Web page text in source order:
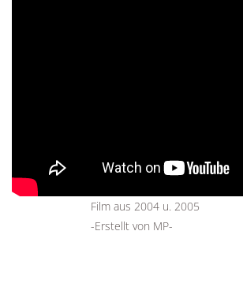
Film aus 2004 u. 2005
-Erstellt von MP-